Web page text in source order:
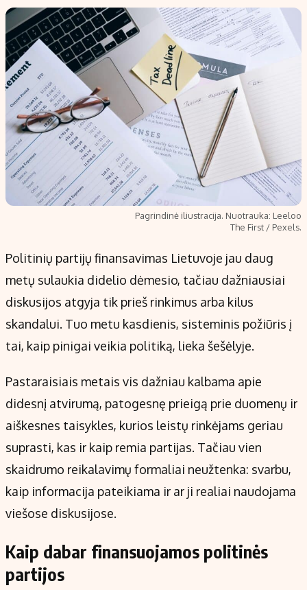
Pagrindinė iliustracija. Nuotrauka: Leeloo
The First / Pexels.
Politinių partijų finansavimas Lietuvoje jau daug
metų sulaukia didelio dėmesio, tačiau dažniausiai
diskusijos atgyja tik prieš rinkimus arba kilus
skandalui. Tuo metu kasdienis, sisteminis požiūris į
tai, kaip pinigai veikia politiką, lieka šešėlyje.
Pastaraisiais metais vis dažniau kalbama apie
didesnį atvirumą, patogesnę prieigą prie duomenų ir
aiškesnes taisykles, kurios leistų rinkėjams geriau
suprasti, kas ir kaip remia partijas. Tačiau vien
skaidrumo reikalavimų formaliai neužtenka: svarbu,
kaip informacija pateikiama ir ar ji realiai naudojama
viešose diskusijose.
Kaip dabar finansuojamos politinės
partijos